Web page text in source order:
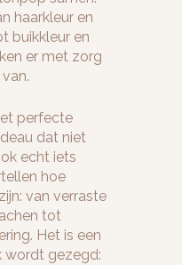
haarkleur en
buikkleur en
er met zorg
perfecte
dat niet
echt iets
hoe
van verraste
tot
Het is een
wordt gezegd: